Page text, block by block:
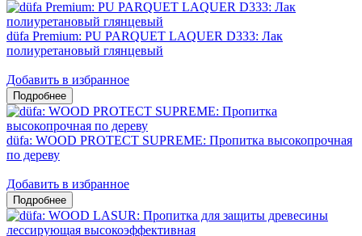
düfa Premium: PU PARQUET LAQUER D333: Лак
полиуретановый глянцевый
Добавить в избранное
düfa: WOOD PROTECT SUPREME: Пропитка высокопрочная
по дереву
Добавить в избранное